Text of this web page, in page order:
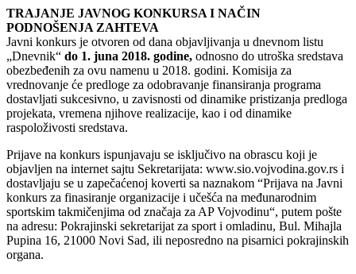
TRAJANJE JAVNOG KONKURSA I NAČIN
PODNOŠENJA ZAHTEVA
Javni konkurs je otvoren od dana objavljivanja u dnevnom listu
„Dnevnik“ do 1. juna 2018. godine, odnosno do utroška sredstava
obezbeđenih za ovu namenu u 2018. godini. Komisija za
vrednovanje će predloge za odobravanje finansiranja programa
dostavljati sukcesivno, u zavisnosti od dinamike pristizanja predloga
projekata, vremena njihove realizacije, kao i od dinamike
raspoloživosti sredstava.
Prijave na konkurs ispunjavaju se isključivo na obrascu koji je
objavljen na internet sajtu Sekretarijata: www.sio.vojvodina.gov.rs i
dostavljaju se u zapečaćenoj koverti sa naznakom “Prijava na Javni
konkurs za finasiranje organizacije i učešća na međunarodnim
sportskim takmičenjima od značaja za AP Vojvodinu“, putem pošte
na adresu: Pokrajinski sekretarijat za sport i omladinu, Bul. Mihajla
Pupina 16, 21000 Novi Sad, ili neposredno na pisarnici pokrajinskih
organa.